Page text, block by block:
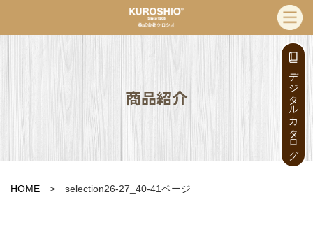
デジタルカタログ
商品紹介
HOME > selection26-27_40-41ページ